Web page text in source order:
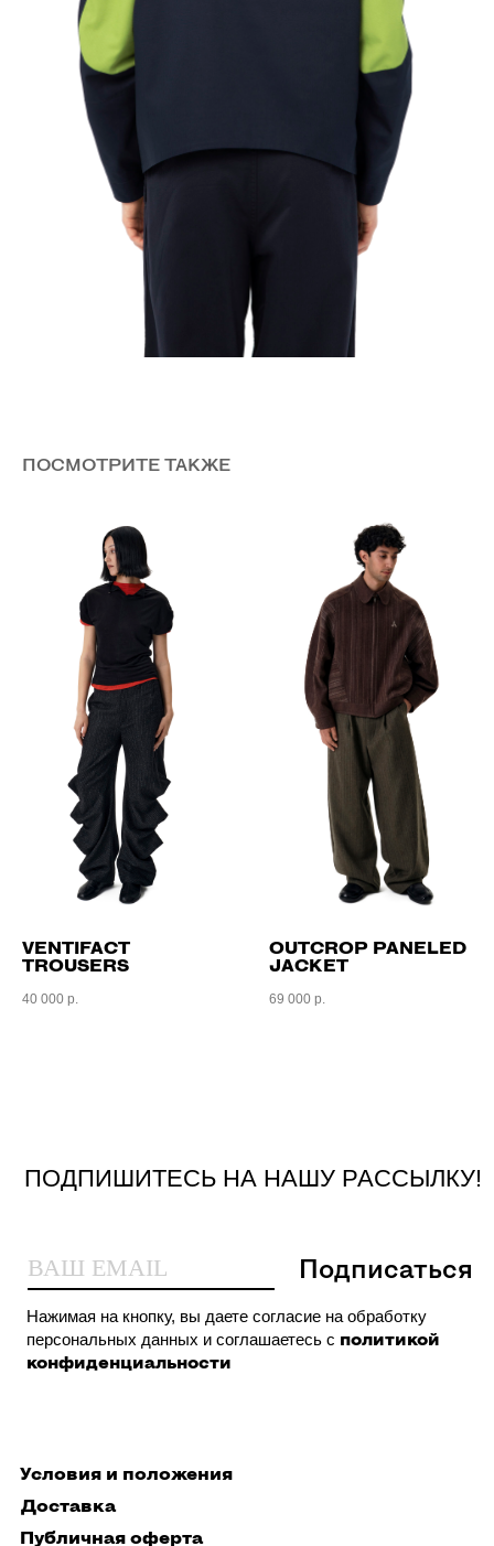
ПОСМОТРИТЕ ТАКЖЕ
VENTIFACT
TROUSERS
40 000 р.
OUTCROP PANELED
JACKET
69 000 р.
Условия и положения
Доставка
Публичная оферта